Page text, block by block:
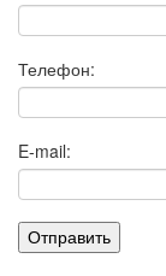
Телефон:
E-mail: